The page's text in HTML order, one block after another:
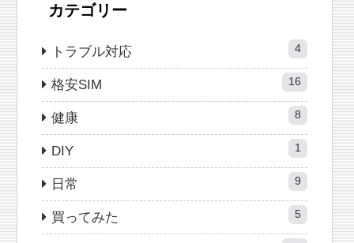
カテゴリー
トラブル対応 4
格安SIM 16
健康 8
DIY 1
日常 9
買ってみた 5